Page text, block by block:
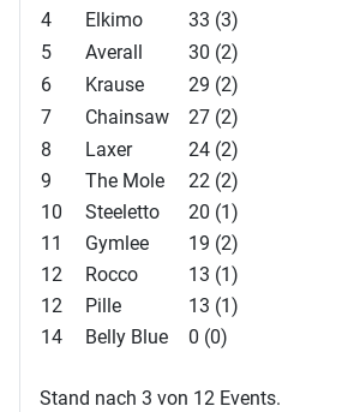
4
Elkimo
33 (3)
5
Averall
30 (2)
6
Krause
29 (2)
7
Chainsaw
27 (2)
8
Laxer
24 (2)
9
The Mole
22 (2)
10
Steeletto
20 (1)
11
Gymlee
19 (2)
12
Rocco
13 (1)
12
Pille
13 (1)
14
Belly Blue 0 (0)
Stand nach 3 von 12 Events.